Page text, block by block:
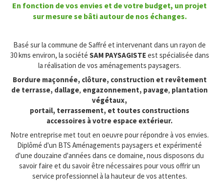
En fonction de vos envies et de votre budget, un projet
sur mesure se bâti autour de nos échanges.
Basé sur la commune de Saffré et intervenant dans un rayon de
30 kms environ, la société SAM PAYSAGISTE est spécialisée dans
la réalisation de vos aménagements paysagers.
Bordure maçonnée, clôture, construction et revêtement
de terrasse, dallage, engazonnement, pavage, plantation
végétaux,
portail, terrassement, et toutes constructions
accessoires à votre espace extérieur.
Notre entreprise met tout en oeuvre pour répondre à vos envies.
Diplômé d'un BTS Aménagements paysagers et expérimenté
d'une douzaine d'années dans ce domaine, nous disposons du
savoir faire et du savoir être nécessaires pour vous offrir un
service professionnel à la hauteur de vos attentes.